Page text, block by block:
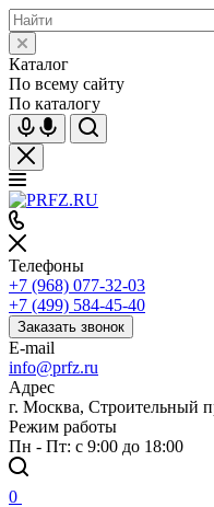
Каталог
По всему сайту
По каталогу
Телефоны
+7 (968) 077-32-03
+7 (499) 584-45-40
Заказать звонок
E-mail
info@prfz.ru
Адрес
г. Москва, Строительный
Режим работы
Пн - Пт: с 9:00 до 18:00
0